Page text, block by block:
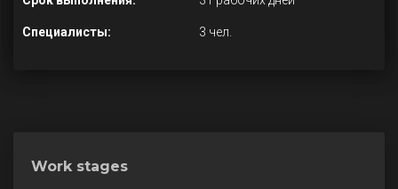
Специалисты: 3 чел.
Work stages